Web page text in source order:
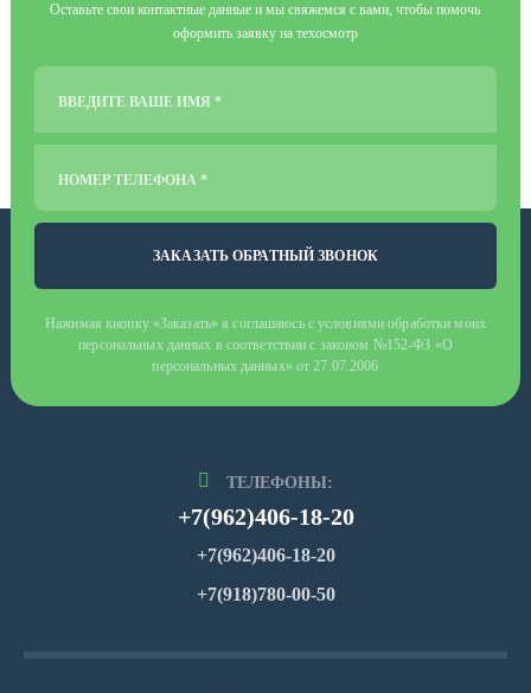
Оставьте свои контактные данные и мы свяжемся с вами, чтобы помочь
оформить заявку на техосмотр
ВВЕДИТЕ ВАШЕ ИМЯ *
НОМЕР ТЕЛЕФОНА *
ЗАКАЗАТЬ ОБРАТНЫЙ ЗВОНОК
Нажимая кнопку «Заказать» я соглашаюсь с условиями обработки моих
персональных данных в соответствии с законом №152-ФЗ «О
персональных данных» от 27.07.2006
ТЕЛЕФОНЫ:
+7(962)406-18-20
+7(962)406-18-20
+7(918)780-00-50